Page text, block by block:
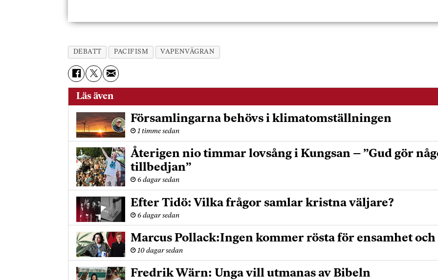
DEBATT PACIFISM VAPENVÄGRAN
Läs även
Församlingarna behövs i klimatomställningen
1 timme sedan
Återigen nio timmar lovsång i Kungsan – ”Gud gör
tillbedjan”
6 dagar sedan
Efter Tidö: Vilka frågor samlar kristna väljare?
6 dagar sedan
Marcus Pollack:Ingen kommer rösta för ensamhet och
10 dagar sedan
Fredrik Wärn: Unga vill utmanas av Bibeln